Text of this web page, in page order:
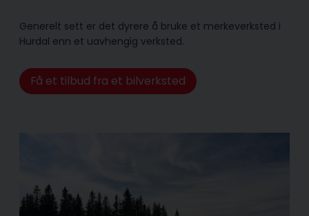
Generelt sett er det dyrere å bruke et merkeverksted i
Hurdal enn et uavhengig verksted.
Få et tilbud fra et bilverksted